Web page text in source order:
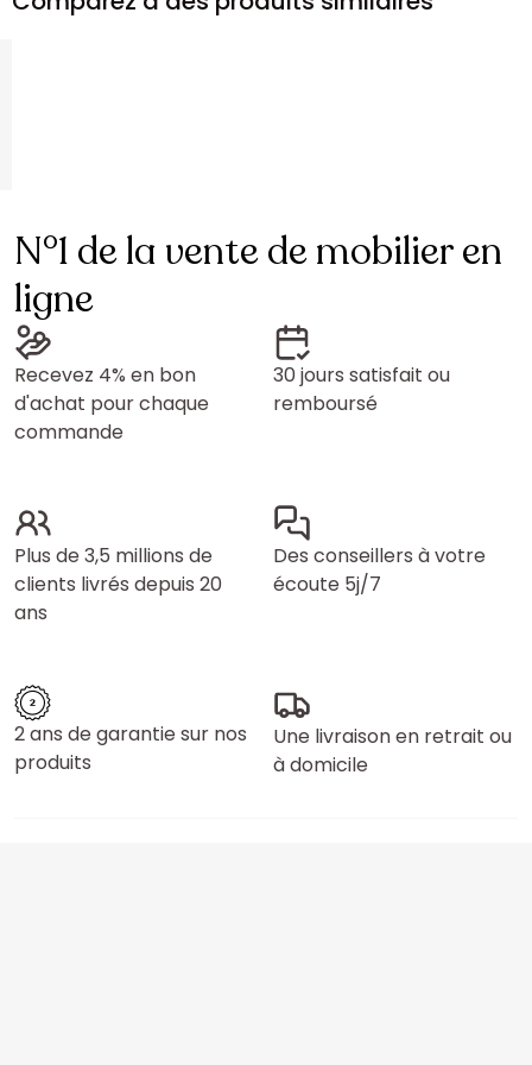
N°1 de la vente de mobilier en
ligne
Recevez 4% en bon
d'achat pour chaque
commande
30 jours satisfait ou
remboursé
Plus de 3,5 millions de
clients livrés depuis 20
ans
Des conseillers à votre
écoute 5j/7
2 ans de garantie sur nos
produits
Une livraison en retrait ou
à domicile